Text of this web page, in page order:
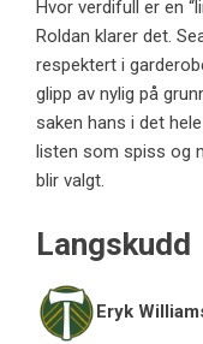
Hvor verdifull er en
Roldan klarer det.
respektert i
glipp av nylig på
saken hans i det
listen som spiss og
blir valgt.
Langskudd
Eryk